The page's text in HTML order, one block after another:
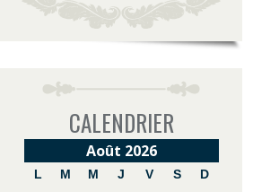
CALENDRIER
Août 2026
L M M J V S
D